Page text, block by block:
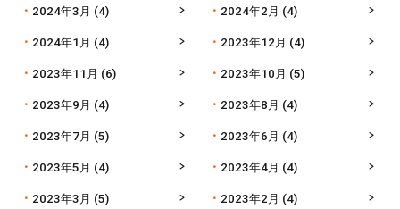
2024年3月 (4) 2024年2月 (4)
2024年1月 (4) 2023年12月 (4)
2023年11月 (6) 2023年10月 (5)
2023年9月 (4) 2023年8月 (4)
2023年7月 (5) 2023年6月 (4)
2023年5月 (4) 2023年4月 (4)
2023年3月 (5) 2023年2月 (4)